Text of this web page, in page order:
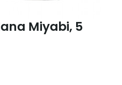
Miyabi, 5